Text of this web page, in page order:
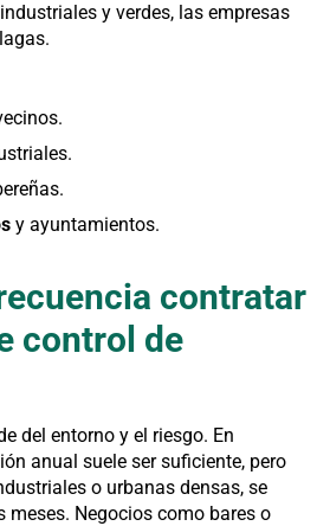
y verdes, las empresas
y ayuntamientos.
contratar
control de
del entorno y el riesgo. En
anual suele ser suficiente, pero
o urbanas densas, se
meses. Negocios como bares o